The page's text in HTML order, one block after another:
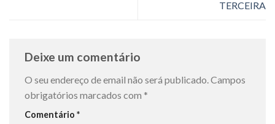
TERCEIRA
Deixe um comentário
O seu endereço de email não será publicado.Campos
obrigatórios marcados com *
Comentário *